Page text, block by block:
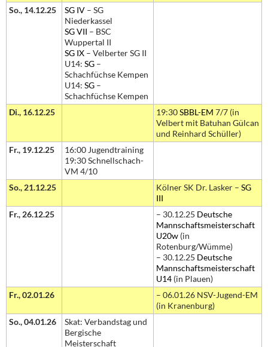
So., 14.12.25
SG IV – SG
Niederkassel
SG VII – BSC
Wuppertal II
SG IX – Velberter SG II
U14: SG –
Schachfüchse Kempen
U14: SG –
Schachfüchse Kempen
Di., 16.12.25
19:30SBBL-EM 7/7 (in
Velbert mit Batuhan Gülcan
und Reinhard Schüller)
Fr., 19.12.25
16:00 Jugendtraining
19:30 Schnellschach-
VM 4/10
So., 21.12.25
Kölner SK Dr. Lasker – SG
III
Fr., 26.12.25
– 30.12.25 Deutsche
Mannschaftsmeisterschaft
U20w (in
Rotenburg/Wümme)
– 30.12.25 Deutsche
Mannschaftsmeisterschaft
U14 (in Plauen)
Fr., 02.01.26
– 06.01.26 NSV-Jugend-EM
(in Kranenburg)
So., 04.01.26
Skat: Verbandstag und
Bergische
Meisterschaft